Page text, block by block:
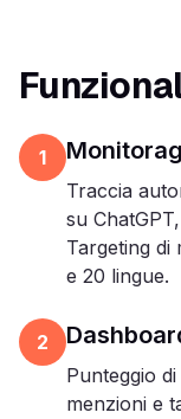
1
Traccia
su
Targeting
e 20 lingue.
2
Punteggio
menzioni e